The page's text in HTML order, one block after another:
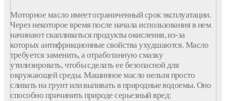
Моторное масло имеет ограниченный срок эксплуатации.
Через некоторое время после начала использования в нем
начинают скапливаться продукты окисления, из-за
которых антифрикционные свойства ухудшаются. Масло
требуется заменить, а отработанную смазку
утилизировать, чтобы сделать ее безопасной для
окружающей среды. Машинное масло нельзя просто
сливать на грунт или выливать в природные водоемы. Оно
способно причинить природе серьезный вред: